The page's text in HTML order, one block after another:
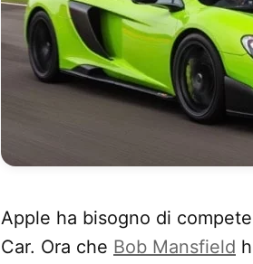
Apple ha bisogno di
Car. Ora che Bob Mansfield